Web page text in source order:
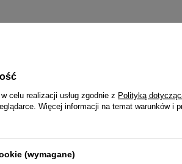
do 22 mm
dowód zakupu (paragon lub
celu realizacji usług zgodnie z Polityką
Więcej informacji na temat warunków i
(wymagane)